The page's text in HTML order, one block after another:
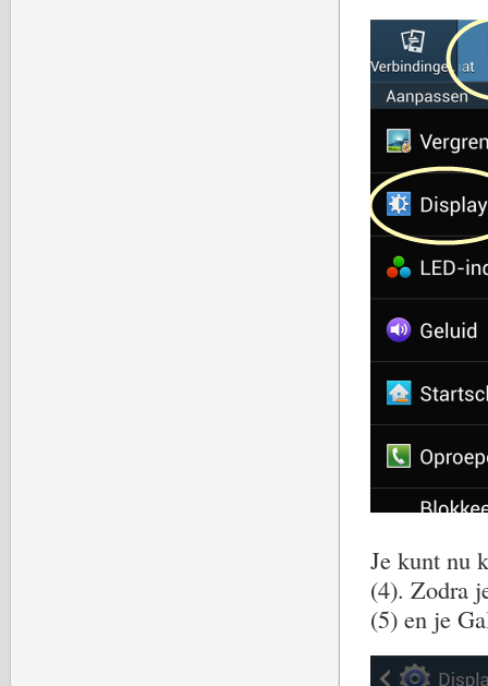
Je kunt nu
(4). Zodra
(5) en je